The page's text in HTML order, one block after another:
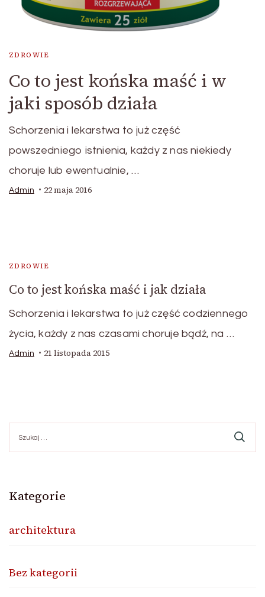
ZDROWIE
Co to jest końska maść i w
jaki sposób działa
Schorzenia i lekarstwa to już część
powszedniego istnienia, każdy z nas niekiedy
choruje lub ewentualnie, …
Admin 22 maja 2016
ZDROWIE
Co to jest końska maść i jak działa
Schorzenia i lekarstwa to już część codziennego
życia, każdy z nas czasami choruje bądź, na …
Admin 21 listopada 2015
Kategorie
architektura
Bez kategorii